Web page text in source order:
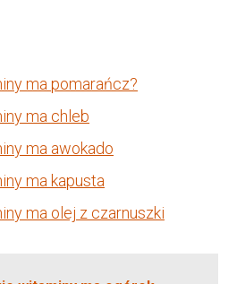
ma pomarańcz?
ma chleb
ma awokado
ma kapusta
ma olej z czarnuszki